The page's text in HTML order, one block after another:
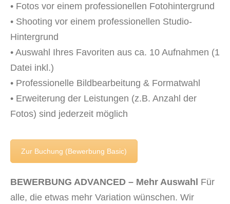
• Fotos vor einem professionellen Fotohintergrund
• Shooting vor einem professionellen Studio-
Hintergrund
• Auswahl Ihres Favoriten aus ca. 10 Aufnahmen (1
Datei inkl.)
• Professionelle Bildbearbeitung & Formatwahl
• Erweiterung der Leistungen (z.B. Anzahl der
Fotos) sind jederzeit möglich
Zur Buchung (Bewerbung Basic)
BEWERBUNG ADVANCED – Mehr Auswahl Für
alle, die etwas mehr Variation wünschen. Wir